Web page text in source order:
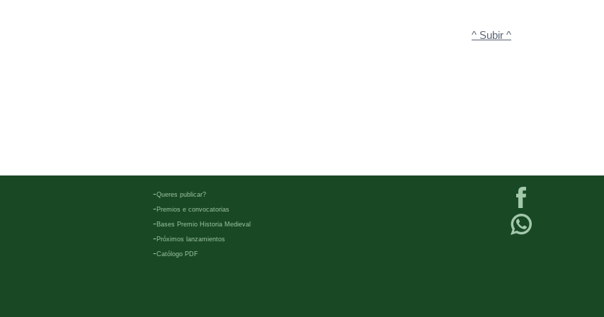
^ Subir ^
-Queres publicar?
- Premios e convocatorias
- Bases Premio Historia Medieval
- Próximos lanzamientos
-Católogo PDF